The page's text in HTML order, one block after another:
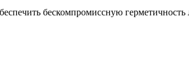
бескомпромиссную